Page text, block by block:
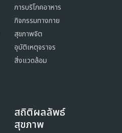
การบริโภคอาหาร
กิจกรรมทางกาย
สุขภาพจิต
อุบัติเหตุจราจร
สิ่งแวดล้อม
สถิติผลลัพธ์
สุขภาพ